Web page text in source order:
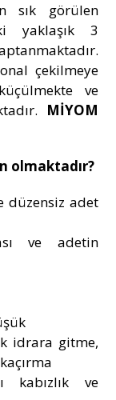
sık görülen
yaklaşık 3
çekilmeye
ve
MİYOM
olmaktadır?
düzensiz adet
ve adetin
idrara gitme,
kabızlık ve